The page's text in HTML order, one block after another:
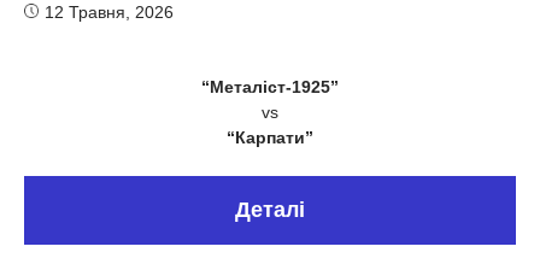
12 Травня, 2026
“Металіст-1925”
vs
“Карпати”
Деталі